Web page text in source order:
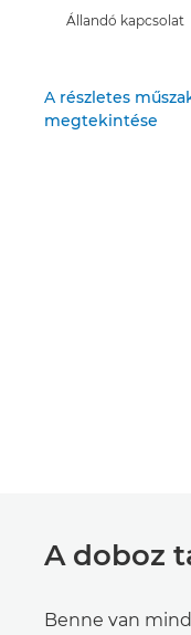
Állandó kapcsolat
A részletes
megtekintése
A doboz
Benne van